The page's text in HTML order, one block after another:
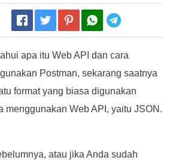
apa itu Web API dan cara
Postman, sekarang saatnya
format yang biasa digunakan
menggunakan Web API, yaitu JSON.
atau jika Anda sudah